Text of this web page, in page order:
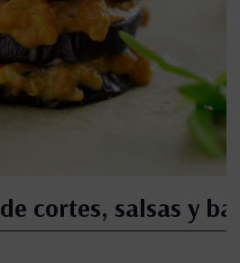
cortes, salsas y